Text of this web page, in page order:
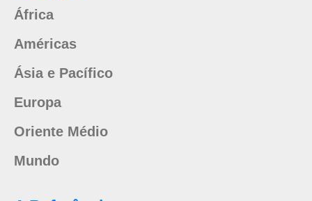
África
Américas
Ásia e Pacífico
Europa
Oriente Médio
Mundo